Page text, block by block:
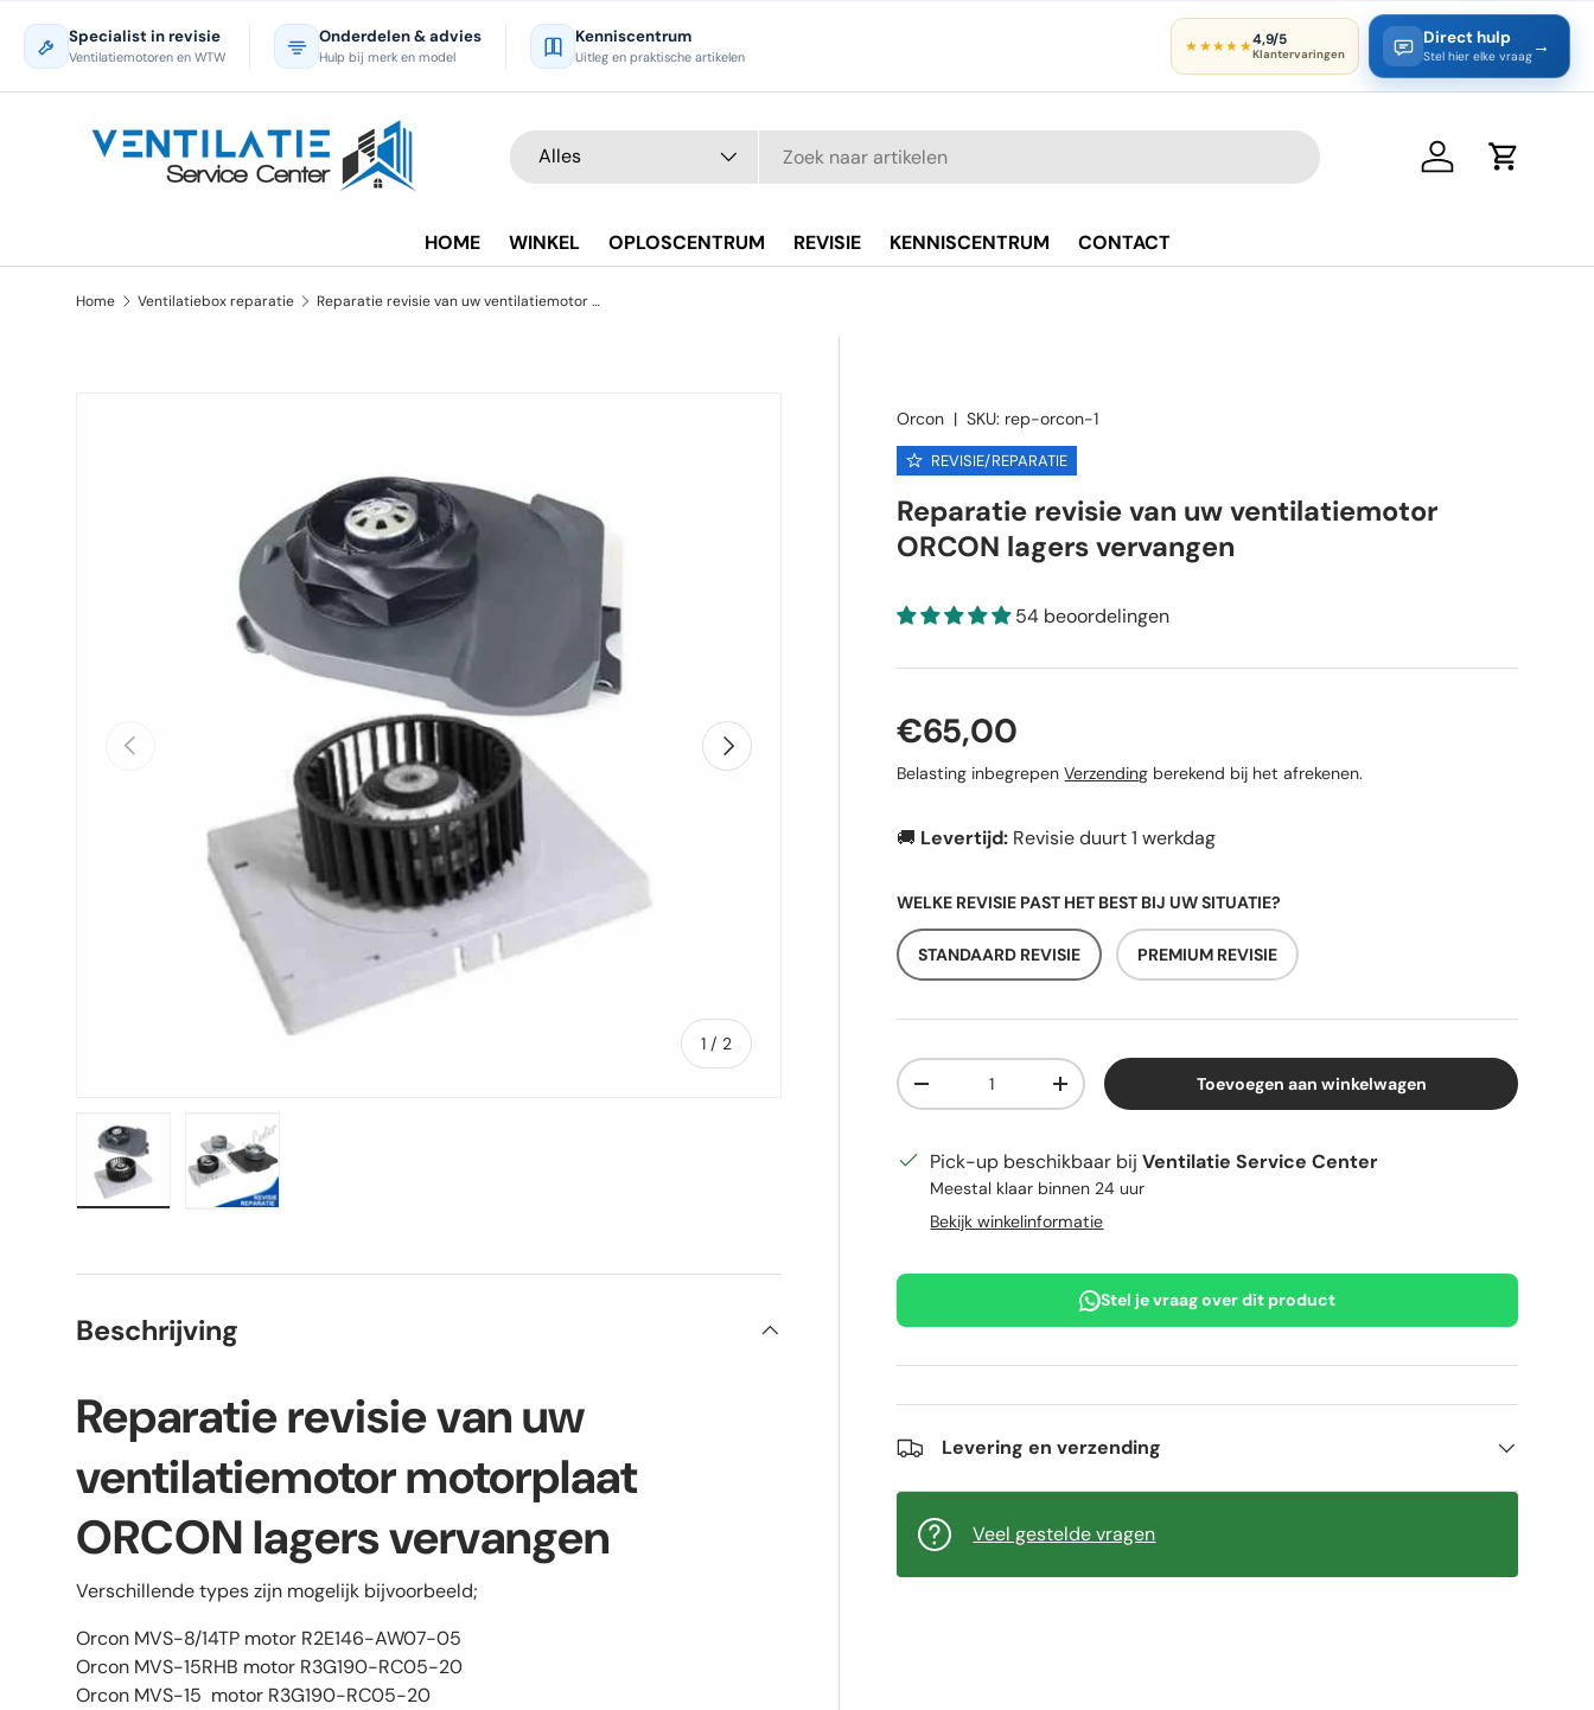
Ga naar inhoud
Specialist in revisie
Ventilatiemotoren en WTW
Onderdelen & advies
Hulp bij merk en model
Kenniscentrum
Uitleg en praktische artikelen
★★★★★4,9/5
Klantervaringen
Direct hulp
Stel hier elke vraag →
Zoeken
Productsoort
Alles Inloggen
HOME WINKEL OPLOSCENTRUM REVISIE KENNISCENTRUM CONTACT
Home Ventilatiebox reparatie Reparatie revisie van uw ventilatiemotor ORCON lagers vervangen
Vorige
1 / van
2
Volgende
Orcon |SKU: rep-orcon-1
REVISIE/REPARATIE
Reparatie revisie van uw ventilatiemotor
ORCON lagers vervangen
54 beoordelingen
Reguliere prijs
€65,00
Belasting inbegrepenVerzending berekend bij het afrekenen.
🚚 Levertijd: Revisie duurt 1 werkdag
WELKE REVISIE PAST HET BEST BIJ UW SITUATIE?
STANDAARD REVISIE PREMIUM REVISIE
Aantal
Verlaag de hoeveelheidVerhoog de hoeveelheidToevoegen aan winkelwagen
Pick-up beschikbaar bijVentilatie Service Center
Meestal klaar binnen 24 uur
Bekijk winkelinformatie
Stel je vraag over dit product
Levering en verzending
Veel gestelde vragen
Beschrijving
Reparatie revisie van uw
ventilatiemotor motorplaat
ORCON lagers vervangen
Verschillende types zijn mogelijk bijvoorbeeld;
Orcon MVS-8/14TP motor R2E146-AW07-05
Orcon MVS-15RHB motor R3G190-RC05-20
Orcon MVS-15 motor R3G190-RC05-20